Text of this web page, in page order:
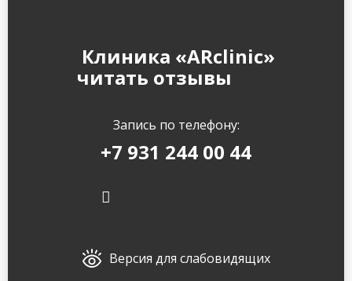
Клиника «ARclinic»
читать отзывы
Запись по телефону:
+7 931 244 00 44
Версия для слабовидящих